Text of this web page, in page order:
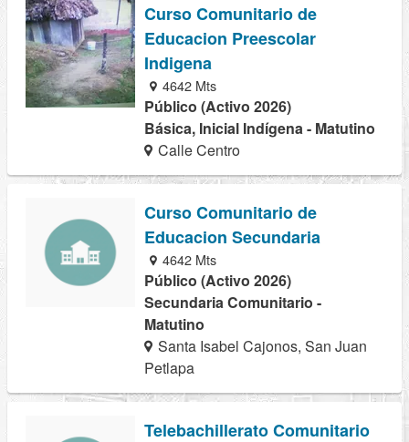
Curso Comunitario de
Educacion Preescolar
Indigena
4642 Mts
Público (Activo 2026)
Básica, Inicial Indígena - Matutino
Calle Centro
Curso Comunitario de
Educacion Secundaria
4642 Mts
Público (Activo 2026)
Secundaria Comunitario -
Matutino
Santa Isabel Cajonos, San Juan
Petlapa
Telebachillerato Comunitario